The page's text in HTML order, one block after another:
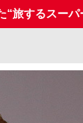
“旅するスー